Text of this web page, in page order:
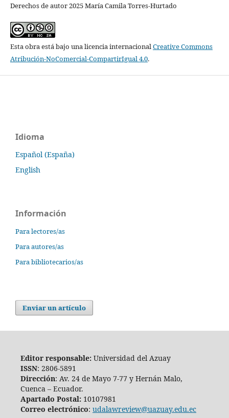
Derechos de autor 2025 María Camila Torres-Hurtado
Esta obra está bajo una licencia internacionalCreative Commons
Atribución-NoComercial-CompartirIgual 4.0.
Idioma
Español (España)
English
Información
Para lectores/as
Para autores/as
Para bibliotecarios/as
Enviar un artículo
Editor responsable:Universidad del Azuay
ISSN: 2806-5891
Dirección: Av. 24 de Mayo 7-77 y Hernán Malo,
Cuenca – Ecuador.
Apartado Postal:10107981
Correo electrónico: udalawreview@uazuay.edu.ec